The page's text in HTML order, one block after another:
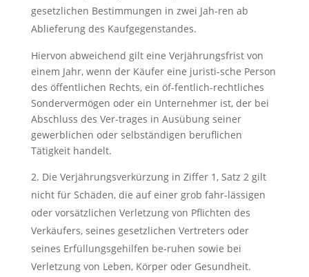
gesetzlichen Bestimmungen in zwei Jah-ren ab
Ablieferung des Kaufgegenstandes.
Hiervon abweichend gilt eine Verjährungsfrist von
einem Jahr, wenn der Käufer eine juristi-sche Person
des öffentlichen Rechts, ein öf-fentlich-rechtliches
Sondervermögen oder ein Unternehmer ist, der bei
Abschluss des Ver-trages in Ausübung seiner
gewerblichen oder selbständigen beruflichen
Tätigkeit handelt.
Die Verjährungsverkürzung in Ziffer 1, Satz 2 gilt
nicht für Schäden, die auf einer grob fahr-lässigen
oder vorsätzlichen Verletzung von Pflichten des
Verkäufers, seines gesetzlichen Vertreters oder
seines Erfüllungsgehilfen be-ruhen sowie bei
Verletzung von Leben, Körper oder Gesundheit.